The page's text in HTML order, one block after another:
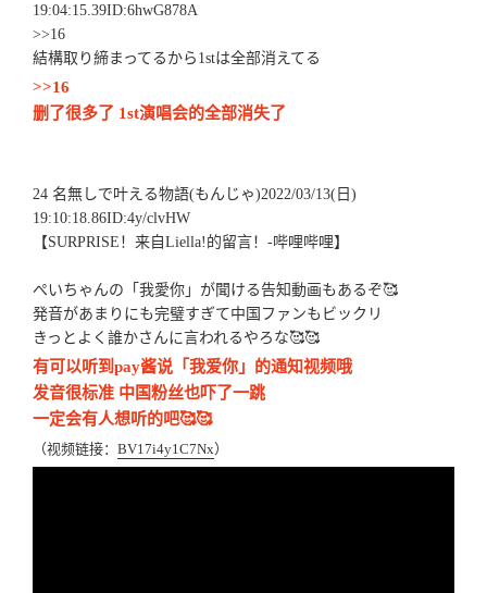
19:04:15.39ID:6hwG878A
>>16
結構取り締まってるから1stは全部消えてる
>>16
删了很多了 1st演唱会的全部消失了
24 名無しで叶える物語(もんじゃ)2022/03/13(日)
19:10:18.86ID:4y/clvHW
【SURPRISE！来自Liella!的留言！-哔哩哔哩】
ぺいちゃんの「我愛你」が聞ける告知動画もあるぞ🥰
発音があまりにも完璧すぎて中国ファンもビックリ
きっとよく誰かさんに言われるやろな🥰🥰
有可以听到pay酱说「我爱你」的通知视频哦
发音很标准 中国粉丝也吓了一跳
一定会有人想听的吧🥰🥰
（视频链接： BV17i4y1C7Nx）